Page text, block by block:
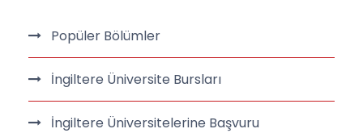
Popüler Bölümler
İngiltere Üniversite Bursları
İngiltere Üniversitelerine Başvuru